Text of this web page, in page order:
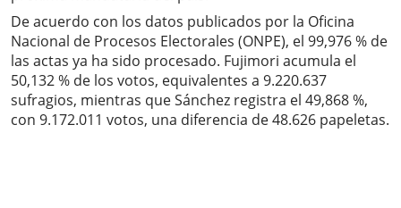
De acuerdo con los datos publicados por la Oficina
Nacional de Procesos Electorales (ONPE), el 99,976 % de
las actas ya ha sido procesado. Fujimori acumula el
50,132 % de los votos, equivalentes a 9.220.637
sufragios, mientras que Sánchez registra el 49,868 %,
con 9.172.011 votos, una diferencia de 48.626 papeletas.